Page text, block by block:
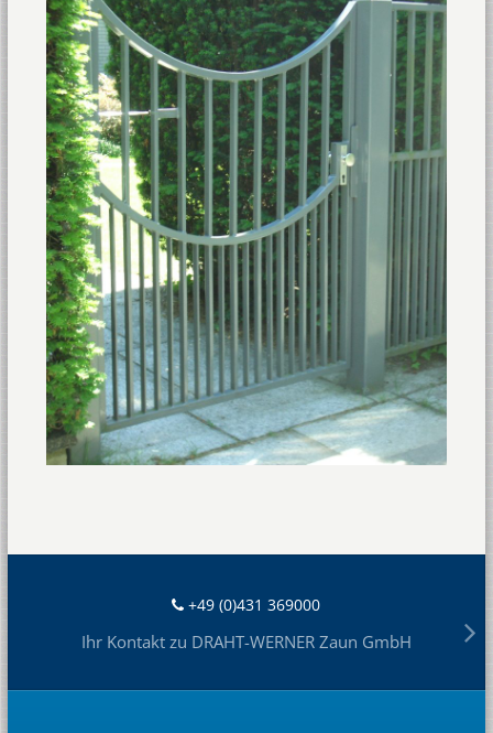
+49 (0)431 369000
Ihr Kontakt zu DRAHT-WERNER Zaun GmbH